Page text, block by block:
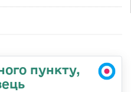
пункту,